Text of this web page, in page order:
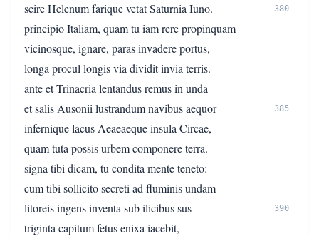
scire Helenum farique vetat Saturnia Iuno.
380
principio Italiam, quam tu iam rere propinquam
vicinosque, ignare, paras invadere portus,
longa procul longis via dividit invia terris.
ante et Trinacria lentandus remus in unda
et salis Ausonii lustrandum navibus aequor
385
infernique lacus Aeaeaeque insula Circae,
quam tuta possis urbem componere terra.
signa tibi dicam, tu condita mente teneto:
cum tibi sollicito secreti ad fluminis undam
litoreis ingens inventa sub ilicibus sus
390
triginta capitum fetus enixa iacebit,